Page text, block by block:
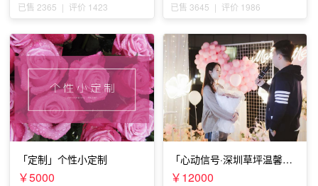
已售 2365 | 评价 1423 已售 3645 | 评价 1986
「定制」个性小定制
￥5000
「心动信号·深圳草坪温馨求
婚」
￥12000